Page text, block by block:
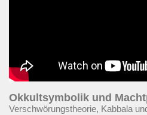
Okkultsymbolik und
Verschwörungstheorie, Kabbala